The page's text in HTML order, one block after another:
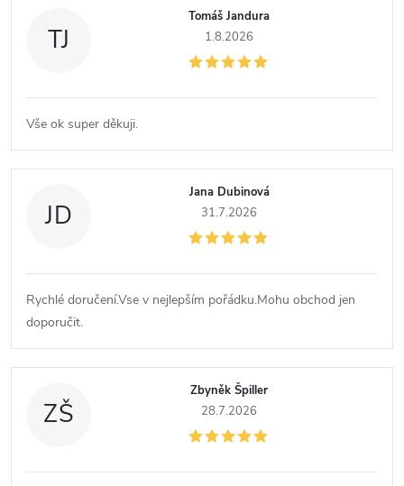
TJ
Tomáš Jandura
1.8.2026
Vše ok super děkuji.
JD
Jana Dubinová
31.7.2026
Rychlé doručení.Vse v nejlepším pořádku.Mohu obchod jen
doporučit.
ZŠ
Zbyněk Špiller
28.7.2026